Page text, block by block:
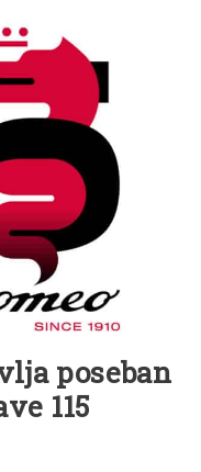
poseban
115